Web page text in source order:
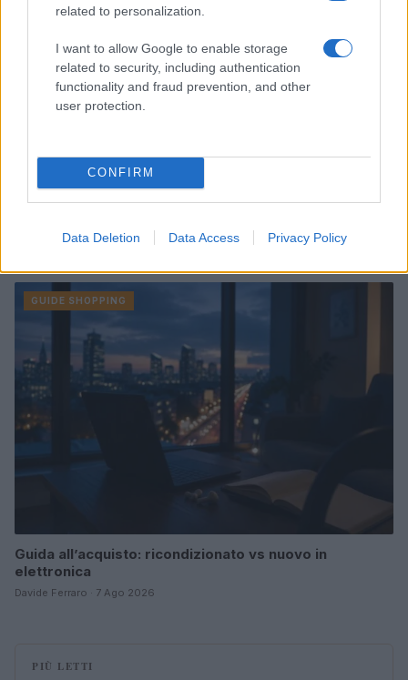
related to personalization.
I want to allow Google to enable storage
related to security, including authentication
functionality and fraud prevention, and other
user protection.
CONFIRM
Data Deletion Data Access Privacy Policy
mercatini e cura capi
GUIDE SHOPPING
Guida all’acquisto: ricondizionato vs nuovo in
elettronica
Davide Ferraro · 7 Ago 2026
PIÙ LETTI